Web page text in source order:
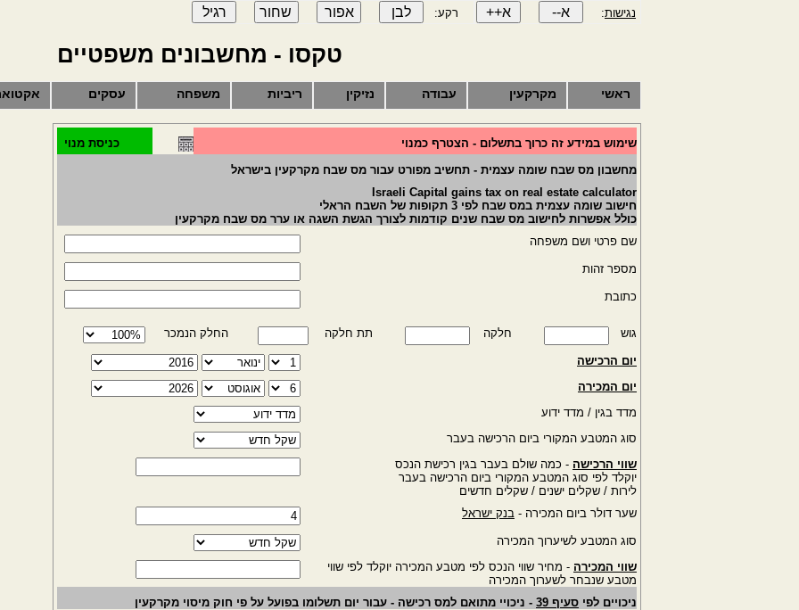
נגישות: רקע:
טקסו - מחשבונים משפטיים
ראשי מקרקעין עבודה נזיקין ריביות משפחה עסקים
שימוש במידע זה כרוך בתשלום - הצטרף כמנוי
כניסת מנוי
מחשבון מס שבח שומה עצמית - תחשיב מפורט עבור מס שבח מקרקעין בישראל
Israeli Capital gains tax on real estate calculator
חישוב שומה עצמית במס שבח לפי 3 תקופות של השבח הראלי
כולל אפשרות לחישוב מס שבח שנים קודמות לצורך הגשת השגה או ערר מס שבח מקרקעין
שם פרטי ושם משפחה
מספר זהות
כתובת
החלק הנמכר תת חלקה חלקה גוש
יום הרכישה
יום המכירה
מדד בגין / מדד ידוע
סוג המטבע המקורי ביום הרכישה בעבר
שווי הרכישה - כמה שולם בעבר בגין רכישת הנכס
יוקלד לפי סוג המטבע המקורי ביום הרכישה בעבר
לירות / שקלים ישנים / שקלים חדשים
שער דולר ביום המכירה - בנק ישראל
סוג המטבע לשיערוך המכירה
שווי המכירה - מחיר שווי הנכס לפי מטבע המכירה יוקלד לפי שווי
מטבע שנבחר לשערוך המכירה
ניכויים לפי סעיף 39
- ניכויי מתואם למס רכישה - עבור יום תשלומו בפועל על פי חוק מיסוי מקרקעין